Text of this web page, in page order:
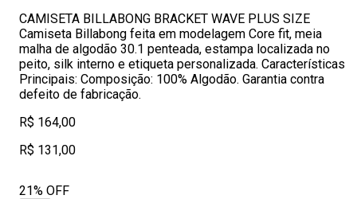
CAMISETA BILLABONG BRACKET WAVE PLUS SIZE
Camiseta Billabong feita em modelagem Core fit, meia
malha de algodão 30.1 penteada, estampa localizada no
peito, silk interno e etiqueta personalizada. Características
Principais: Composição: 100% Algodão. Garantia contra
defeito de fabricação.
R$ 164,00
R$ 131,00
21% OFF